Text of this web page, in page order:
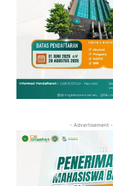
- Advertisement -